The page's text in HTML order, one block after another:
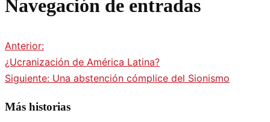
Navegación de entradas
Anterior:
¿Ucranización de América Latina?
Siguiente: Una abstención cómplice del Sionismo
Más historias